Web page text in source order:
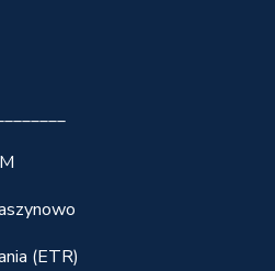
(ETR)